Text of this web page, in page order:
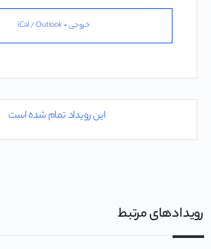
خروجی + iCal / Outlook
این رویداد تمام شده است
رویدادهای مرتبط